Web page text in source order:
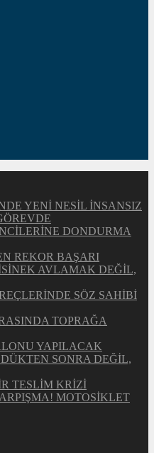
YENİ NESİL İNSANSIZ
DONDURMA
REKOR BAŞARI
AVLAMAK DEĞİL,
SÖZ SAHİBİ
TOPRAĞA
YAPILACAK
SONRA DEĞİL,
TESLİM KRİZİ
MOTOSİKLET